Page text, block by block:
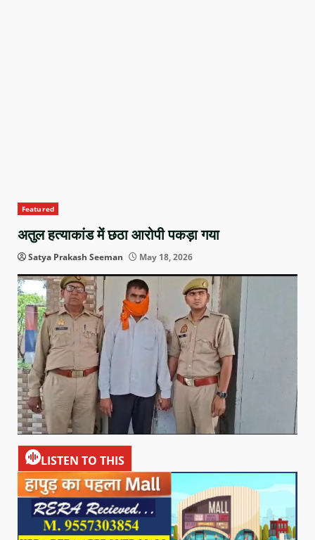
Featured
अतुल हत्याकांड में छठा आरोपी पकड़ा गया
Satya Prakash Seeman May 18, 2026
LISTEN TO THIS